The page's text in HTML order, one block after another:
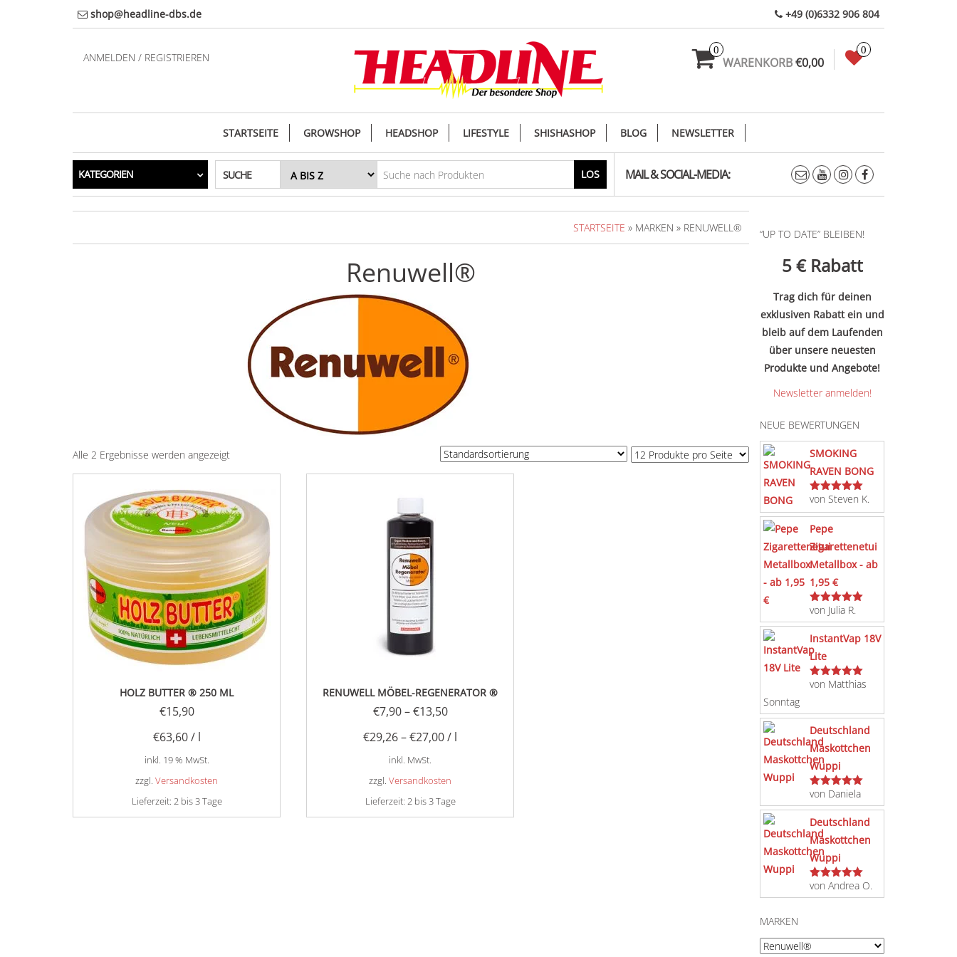
shop@headline-dbs.de +49 (0)6332 906 804
ANMELDEN / REGISTRIEREN
0
WARENKORB€0,00
0
STARTSEITE GROWSHOP HEADSHOP LIFESTYLE SHISHASHOP BLOG NEWSLETTER
KATEGORIEN SUCHE LOS MAIL & SOCIAL-MEDIA:
STARTSEITE » MARKEN » RENUWELL®
Renuwell®
Alle 2 Ergebnisse werden angezeigt
HOLZ BUTTER ® 250 ML
€15,90
€63,60/ l
inkl. 19 % MwSt.
zzgl.Versandkosten
Lieferzeit: 2 bis 3 Tage
RENUWELL MÖBEL-REGENERATOR ®
€7,90–€13,50
€29,26–€27,00/ l
inkl. MwSt.
zzgl.Versandkosten
Lieferzeit: 2 bis 3 Tage
Dieses
“UP TO DATE” BLEIBEN!
5 € Rabatt
Trag dich für deinen
exklusiven Rabatt ein und
bleib auf dem Laufenden
über unsere neuesten
Produkte und Angebote!
Newsletter anmelden!
NEUE BEWERTUNGEN
SMOKING
RAVEN BONG
Bewertet
mit5von 5
von Steven K.
Pepe
Zigarettenetui
Metallbox - ab
1,95 €
Bewertet
mit5von 5
von Julia R.
InstantVap 18V
Lite
Bewertet
von Matthias
Sonntag
Deutschland
Maskottchen
Wuppi
Bewertet
mit5von 5
von Daniela
Deutschland
Maskottchen
Wuppi
Bewertet
mit5von 5
von Andrea O.
MARKEN